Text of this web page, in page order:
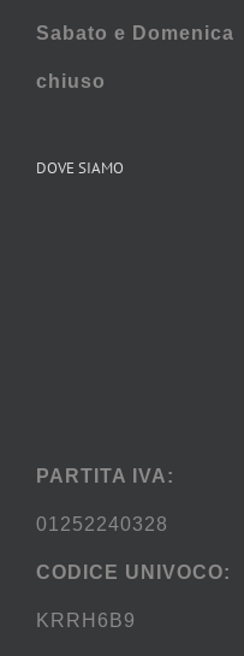
Sabato e Domenica
chiuso
DOVE SIAMO
PARTITA IVA:
01252240328
CODICE UNIVOCO:
KRRH6B9